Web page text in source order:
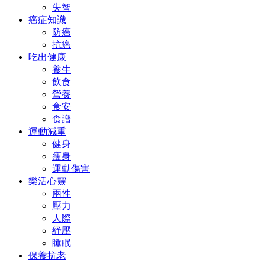
失智
癌症知識
防癌
抗癌
吃出健康
養生
飲食
營養
食安
食譜
運動減重
健身
瘦身
運動傷害
樂活心靈
兩性
壓力
人際
紓壓
睡眠
保養抗老